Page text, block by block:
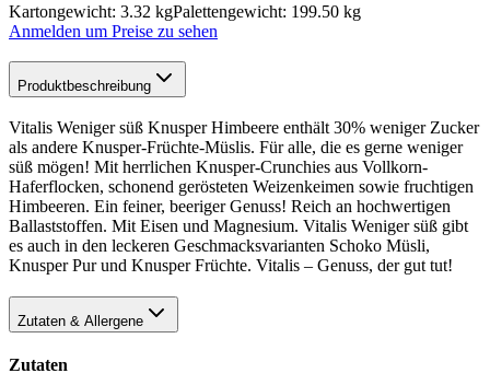
Kartongewicht: 3.32 kgPalettengewicht: 199.50 kg
Anmelden um Preise zu sehen
Produktbeschreibung
Vitalis Weniger süß Knusper Himbeere enthält 30% weniger Zucker
als andere Knusper-Früchte-Müslis. Für alle, die es gerne weniger
süß mögen! Mit herrlichen Knusper-Crunchies aus Vollkorn-
Haferflocken, schonend gerösteten Weizenkeimen sowie fruchtigen
Himbeeren. Ein feiner, beeriger Genuss! Reich an hochwertigen
Ballaststoffen. Mit Eisen und Magnesium. Vitalis Weniger süß gibt
es auch in den leckeren Geschmacksvarianten Schoko Müsli,
Knusper Pur und Knusper Früchte. Vitalis – Genuss, der gut tut!
Zutaten & Allergene
Zutaten